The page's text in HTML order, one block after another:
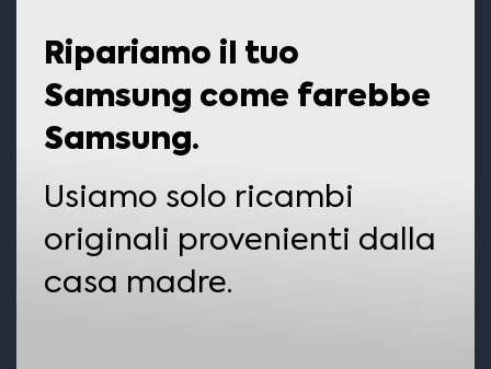
Ripariamo il tuo
Samsung come farebbe
Samsung.
Usiamo solo ricambi
originali provenienti dalla
casa madre.